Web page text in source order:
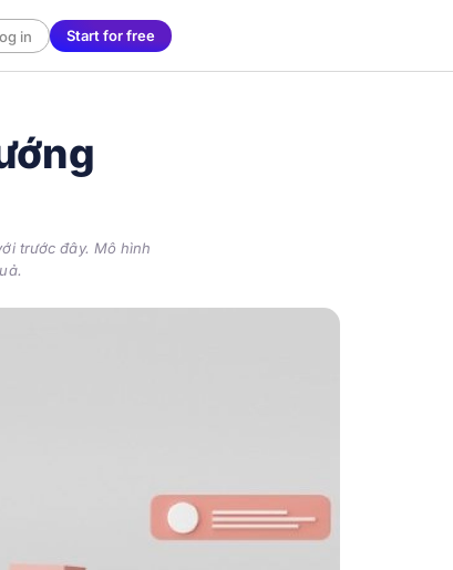
in Start for free
trước đây. Mô hình